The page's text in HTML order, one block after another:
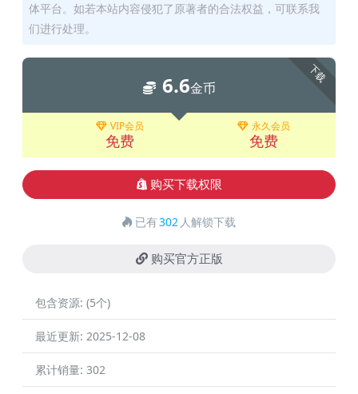
体平台。如若本站内容侵犯了原著者的合法权益，可联系我
们进行处理。
下载
6.6金币
VIP会员
免费
永久会员
免费
购买下载权限
已有302 人解锁下载
购买官方正版
包含资源: (5个)
最近更新: 2025-12-08
累计销量: 302